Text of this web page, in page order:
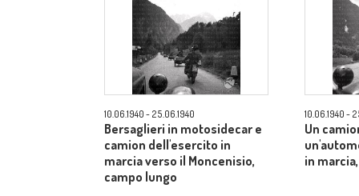
10.06.1940 - 25.06.1940
Bersaglieri in motosidecar e
camion dell'esercito in
marcia verso il Moncenisio,
campo lungo
10.06.1940 -
Un
in